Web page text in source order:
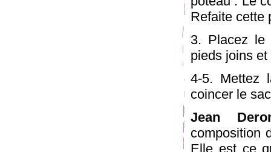
Refaite cette
3. Placez
pieds joins
4-5. Mettez
coincer le
Jean
composition
Elle est ce